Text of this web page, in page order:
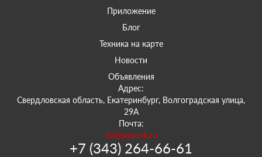
Приложение
Блог
Техника на карте
Новости
Объявления
Адрес:
Свердловская область, Екатеринбург, Волгоградская улица,
29А
Почта:
66@sowork.ru
+7 (343) 264-66-61